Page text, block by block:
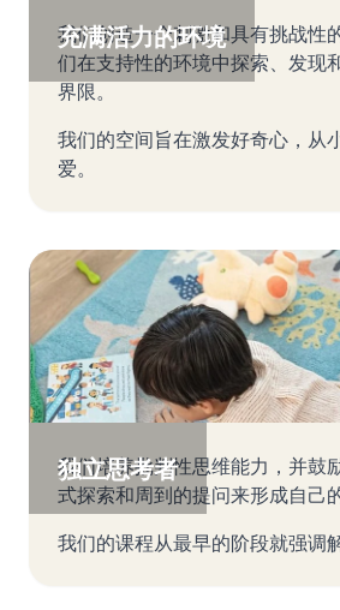
充满活力的环境
我们创造一个刺激和具有挑战性
们在支持性的环境中探索、发现
界限。
我们的空间旨在激发好奇心，从
爱。
独立思考者
我们培养批判性思维能力，并鼓
式探索和周到的提问来形成自己
我们的课程从最早的阶段就强调